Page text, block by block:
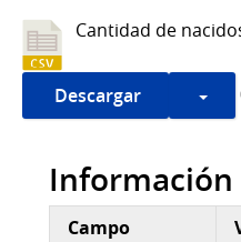
Cantidad de
Descargar
Información
Campo